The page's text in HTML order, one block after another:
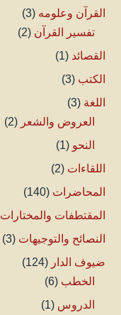
القرآن وعلومه (3)
تفسير القرآن (2)
القصائد (1)
الكتب (3)
اللغة (3)
العروض والشعر (2)
النحو (1)
اللقاءات (2)
المحاضرات (140)
المقتطفات والمختارات
النصائح والتوجيهات (3)
ضيوف الدار (124)
الخطب (6)
الدروس (1)